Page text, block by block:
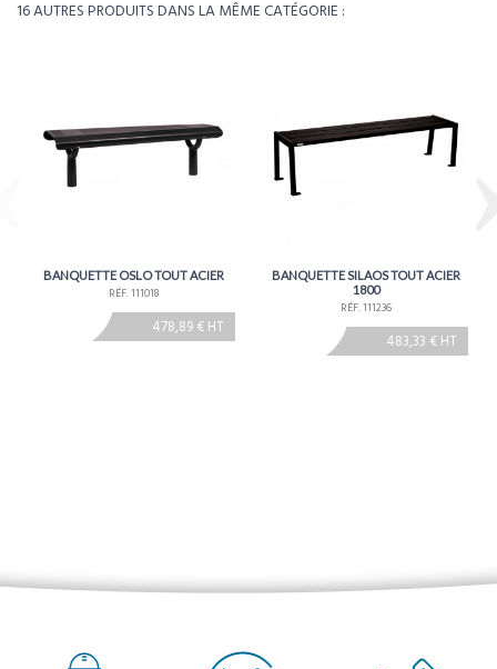
Environ 2 à 3 semaines - À confirmer lors de la
16 AUTRES PRODUITS DANS LA MÊME CATÉGORIE :
BANQUETTE OSLO TOUT ACIER
RÉF. 111018
478,89 € HT
BANQUETTE SILAOS TOUT ACIER
1800
RÉF. 111236
483,33 € HT